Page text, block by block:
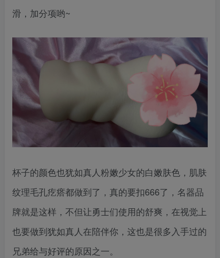
滑，加分项哟~
杯子的颜色也犹如真人粉嫩少女的白嫩肤色，肌肤
纹理毛孔疙瘩都做到了，真的要扣666了，名器品
牌就是这样，不但让勇士们使用的舒爽，在视觉上
也要做到犹如真人在陪伴你，这也是很多入手过的
兄弟给与好评的原因之一。